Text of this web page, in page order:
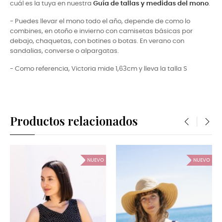
cuál es la tuya en nuestra Guía de tallas y medidas del mono.
- Puedes llevar el mono todo el año, depende de como lo
combines, en otoño e invierno con camisetas básicas por
debajo, chaquetas, con botines o botas. En verano con
sandalias, converse o alpargatas.
- Como referencia, Victoria mide 1,63cm y lleva la talla S
Productos relacionados
NUEVO